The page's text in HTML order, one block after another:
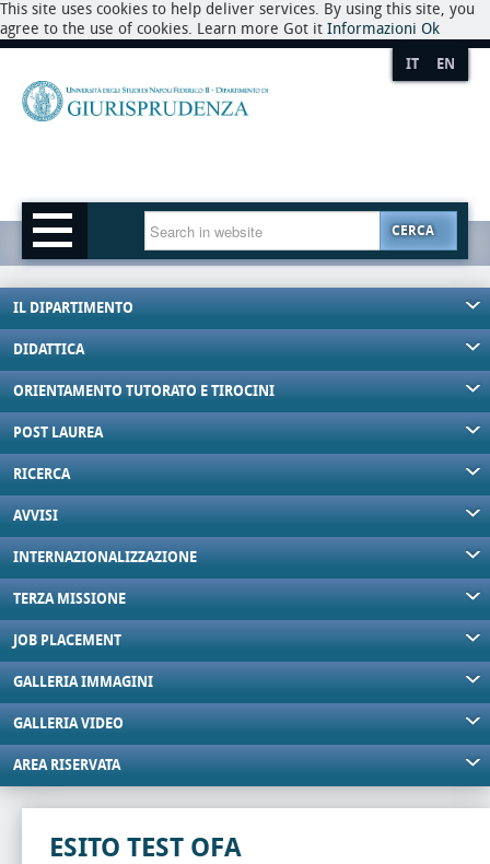
This site uses cookies to help deliver services. By using this site, you
agree to the use of cookies. Learn more Got it Informazioni Ok
IT EN
CERCA
IL DIPARTIMENTO
DIDATTICA
ORIENTAMENTO TUTORATO E TIROCINI
POST LAUREA
RICERCA
AVVISI
INTERNAZIONALIZZAZIONE
TERZA MISSIONE
JOB PLACEMENT
GALLERIA IMMAGINI
GALLERIA VIDEO
AREA RISERVATA
ESITO TEST OFA